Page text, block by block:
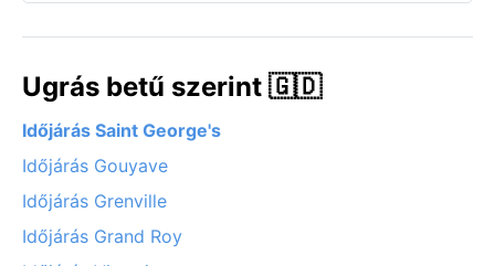
Ugrás betű szerint 🇬🇩
Időjárás Saint George's
Időjárás Gouyave
Időjárás Grenville
Időjárás Grand Roy